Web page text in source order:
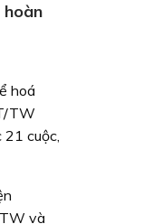
hoàn
hoá
TW
cuộc,
và